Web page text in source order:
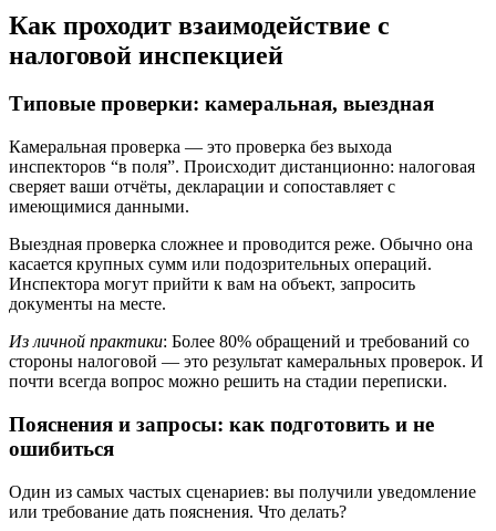
Как проходит взаимодействие с
налоговой инспекцией
Типовые проверки: камеральная, выездная
Камеральная проверка — это проверка без выхода
инспекторов “в поля”. Происходит дистанционно: налоговая
сверяет ваши отчёты, декларации и сопоставляет с
имеющимися данными.
Выездная проверка сложнее и проводится реже. Обычно она
касается крупных сумм или подозрительных операций.
Инспектора могут прийти к вам на объект, запросить
документы на месте.
Из личной практики: Более 80% обращений и требований со
стороны налоговой — это результат камеральных проверок. И
почти всегда вопрос можно решить на стадии переписки.
Пояснения и запросы: как подготовить и не
ошибиться
Один из самых частых сценариев: вы получили уведомление
или требование дать пояснения. Что делать?